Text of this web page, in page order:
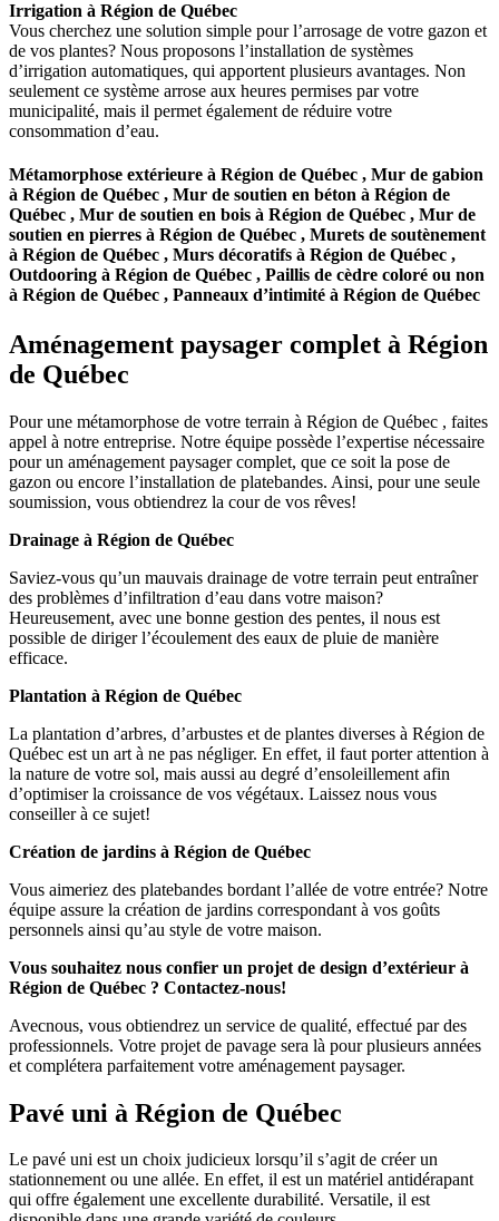
Irrigation à Région de Québec
Vous cherchez une solution simple pour l’arrosage de votre gazon et
de vos plantes? Nous proposons l’installation de systèmes
d’irrigation automatiques, qui apportent plusieurs avantages. Non
seulement ce système arrose aux heures permises par votre
municipalité, mais il permet également de réduire votre
consommation d’eau.
Métamorphose extérieure à Région de Québec , Mur de gabion
à Région de Québec , Mur de soutien en béton à Région de
Québec , Mur de soutien en bois à Région de Québec , Mur de
soutien en pierres à Région de Québec , Murets de soutènement
à Région de Québec , Murs décoratifs à Région de Québec ,
Outdooring à Région de Québec , Paillis de cèdre coloré ou non
à Région de Québec , Panneaux d’intimité à Région de Québec
Aménagement paysager complet à Région
de Québec
Pour une métamorphose de votre terrain à Région de Québec , faites
appel à notre entreprise. Notre équipe possède l’expertise nécessaire
pour un aménagement paysager complet, que ce soit la pose de
gazon ou encore l’installation de platebandes. Ainsi, pour une seule
soumission, vous obtiendrez la cour de vos rêves!
Drainage à Région de Québec
Saviez-vous qu’un mauvais drainage de votre terrain peut entraîner
des problèmes d’infiltration d’eau dans votre maison?
Heureusement, avec une bonne gestion des pentes, il nous est
possible de diriger l’écoulement des eaux de pluie de manière
efficace.
Plantation à Région de Québec
La plantation d’arbres, d’arbustes et de plantes diverses à Région de
Québec est un art à ne pas négliger. En effet, il faut porter attention à
la nature de votre sol, mais aussi au degré d’ensoleillement afin
d’optimiser la croissance de vos végétaux. Laissez nous vous
conseiller à ce sujet!
Création de jardins à Région de Québec
Vous aimeriez des platebandes bordant l’allée de votre entrée? Notre
équipe assure la création de jardins correspondant à vos goûts
personnels ainsi qu’au style de votre maison.
Vous souhaitez nous confier un projet de design d’extérieur à
Région de Québec ? Contactez-nous!
Avecnous, vous obtiendrez un service de qualité, effectué par des
professionnels. Votre projet de pavage sera là pour plusieurs années
et complétera parfaitement votre aménagement paysager.
Pavé uni à Région de Québec
Le pavé uni est un choix judicieux lorsqu’il s’agit de créer un
stationnement ou une allée. En effet, il est un matériel antidérapant
qui offre également une excellente durabilité. Versatile, il est